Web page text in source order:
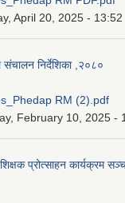
April 20, 2025 - 13:52
संचालन निर्देशिका ,२०८०
RM (2).pdf
February 10, 2025 -
प्रोत्साहन कार्यक्रम